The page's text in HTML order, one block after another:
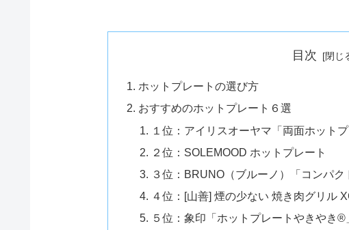
目次
ホットプレートの選び方
おすすめのホットプレート６選
１位：アイリスオーヤマ「両面ホット
２位：SOLEMOOD ホットプレート
３位：BRUNO（ブルーノ）「コンパク
４位：[山善] 煙の少ない 焼き肉グリル
５位：象印「ホットプレートやきやき